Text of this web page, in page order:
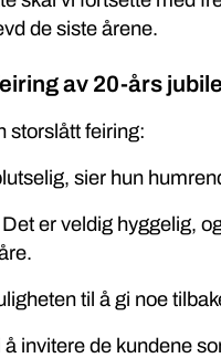
de siste årene.
av 20-års
storslått feiring:
sier hun
er veldig hyggelig,
til å gi noe
å invitere de kundene